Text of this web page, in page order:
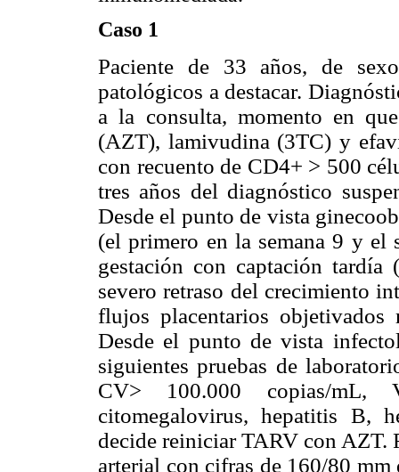
Caso 1
Paciente de 33 años, de
patológicos a destacar.
a la consulta, momento en
(AZT), lamivudina (3TC) y
con recuento de CD4+ > 500
tres años del diagnóstico
Desde el punto de vista
(el primero en la semana 9 y el
gestación con captación tardía
severo retraso del crecimiento
flujos placentarios objetivados
Desde el punto de vista
siguientes pruebas de
CV> 100.000 copias/mL,
citomegalovirus, hepatitis B,
decide reiniciar TARV con AZT.
arterial con cifras de 160/80